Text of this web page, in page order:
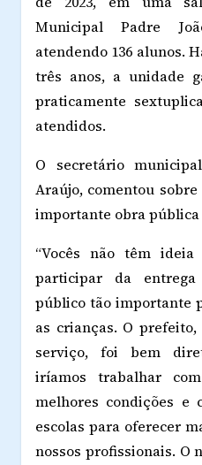
Municipal Padre
atendendo 136 alunos.
três anos, a unidade
praticamente
atendidos.
O secretário
Araújo, comentou
importante obra pública
“Vocês não têm
participar da
público tão importante
as crianças. O
serviço, foi bem
iríamos trabalhar
melhores condições e
escolas para oferecer
nossos profissionais. O